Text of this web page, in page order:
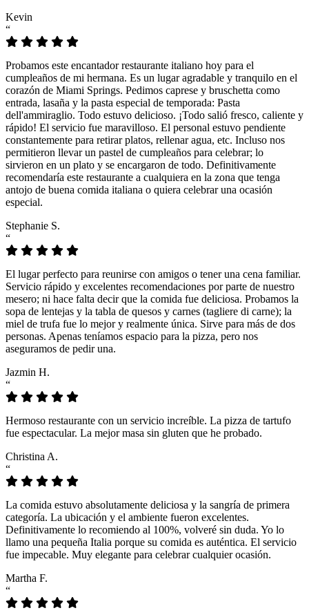
Kevin
“
Probamos este encantador restaurante italiano hoy para el
cumpleaños de mi hermana. Es un lugar agradable y tranquilo en el
corazón de Miami Springs. Pedimos caprese y bruschetta como
entrada, lasaña y la pasta especial de temporada: Pasta
dell'ammiraglio. Todo estuvo delicioso. ¡Todo salió fresco, caliente y
rápido! El servicio fue maravilloso. El personal estuvo pendiente
constantemente para retirar platos, rellenar agua, etc. Incluso nos
permitieron llevar un pastel de cumpleaños para celebrar; lo
sirvieron en un plato y se encargaron de todo. Definitivamente
recomendaría este restaurante a cualquiera en la zona que tenga
antojo de buena comida italiana o quiera celebrar una ocasión
especial.
Stephanie S.
“
El lugar perfecto para reunirse con amigos o tener una cena familiar.
Servicio rápido y excelentes recomendaciones por parte de nuestro
mesero; ni hace falta decir que la comida fue deliciosa. Probamos la
sopa de lentejas y la tabla de quesos y carnes (tagliere di carne); la
miel de trufa fue lo mejor y realmente única. Sirve para más de dos
personas. Apenas teníamos espacio para la pizza, pero nos
aseguramos de pedir una.
Jazmin H.
“
Hermoso restaurante con un servicio increíble. La pizza de tartufo
fue espectacular. La mejor masa sin gluten que he probado.
Christina A.
“
La comida estuvo absolutamente deliciosa y la sangría de primera
categoría. La ubicación y el ambiente fueron excelentes.
Definitivamente lo recomiendo al 100%, volveré sin duda. Yo lo
llamo una pequeña Italia porque su comida es auténtica. El servicio
fue impecable. Muy elegante para celebrar cualquier ocasión.
Martha F.
“